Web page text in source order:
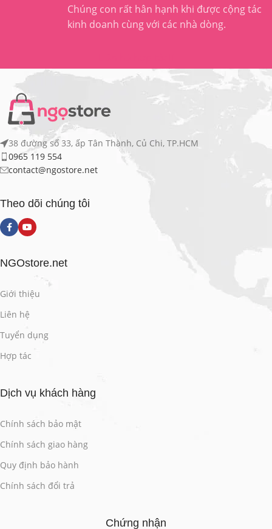
Chúng con rất hân hạnh khi được cộng tác
kinh doanh cùng với các nhà dòng.
38 đường số 33, ấp Tân Thành, Củ Chi, TP.HCM
0965 119 554
contact@ngostore.net
Theo dõi chúng tôi
NGOstore.net
Giới thiệu
Liên hệ
Tuyển dụng
Hợp tác
Dịch vụ khách hàng
Chính sách bảo mật
Chính sách giao hàng
Quy định bảo hành
Chính sách đổi trả
Chứng nhận